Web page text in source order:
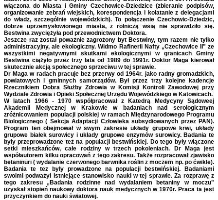
włączona do Miasta i Gminy Czechowice-Dziedzice (zbieranie podpisów,
organizowanie zebrań wiejskich, korespondencja i kołatanie z delegacjami
do władz, szczególnie wojewódzkich). To połączenie Czechowic-Dziedzic,
dobrze uprzemysłowionego miasta, z rolniczą wsią nie sprawdziło się.
Bestwina zwyciężyła pod przewodnictwem Doktora.
Jeszcze raz został poważnie zagrożony byt Bestwiny, tym razem nie tylko
administracyjny, ale ekologiczny. Widmo Rafinerii Nafty „Czechowice II" ze
wszystkimi negatywnymi skutkami ekologicznymi w granicach Gminy
Bestwina ciążyło przez trzy lata od 1989 do 1991r. Doktor Maga kierował
skutecznie akcją społecznego sprzeciwu w tej sprawie.
Dr Maga w radach pracuje bez przerwy od 1964r. jako radny gromadzkich,
powiatowych i gminnych samorządów. Był przez trzy kolejne kadencje
Rzecznikiem Dobra Służby Zdrowia w Komisji Kontroli Zawodowej przy
Wydziale Zdrowia i Opieki Społecznej Urzędu Wojewódzkiego w Katowicach.
W latach 1966 - 1970 współpracował z Katedrą Medycyny Sądoweej
Akademii Medycznej w Krakowie w badaniach nad serologicznym
zróżnicowaniem populacji polskiej w ramach Międzynarodowego Programu
Biologicznego ( Sekcja Adaptacji Człowieka subsydiowanych przez PAN).
Program ten obejmował w swym zakresie układy grupowe krwi, układy
grupowe białek surowicy i układy grupowe enzymów surowicy. Badania te
były przeprowadzone też na populacji bestwińskiej. Do tego były włączone
setki mieszkańców, całe rodziny w trzech pokoleniach. Dr Maga jest
współautorem kilku opracowań z tego zakresu. Także rozpracował zjawisko
betaninuri ( wydalanie czerwonego barwnika roślin z moczem np. po ćwikle).
Badania te tez były prowadzone na populacji bestwińskiej. Badaniami
swoimi podważył istniejące stanowisko nauki w tej sprawie. Za rozprawę z
tego zakresu „Badania rodzinne nad wydalaniem betaniny w moczu"
uzyskał stopień naukowy doktora nauk medycznych w 1970r. Praca ta jest
przyczynkiem do nauki światowej.